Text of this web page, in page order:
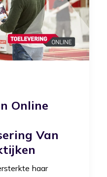
Online
Van
haar